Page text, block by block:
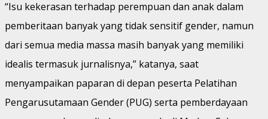
“Isu kekerasan terhadap perempuan dan anak dalam
pemberitaan banyak yang tidak sensitif gender, namun
dari semua media massa masih banyak yang memiliki
idealis termasuk jurnalisnya,” katanya, saat
menyampaikan paparan di depan peserta Pelatihan
Pengarusutamaan Gender (PUG) serta pemberdayaan